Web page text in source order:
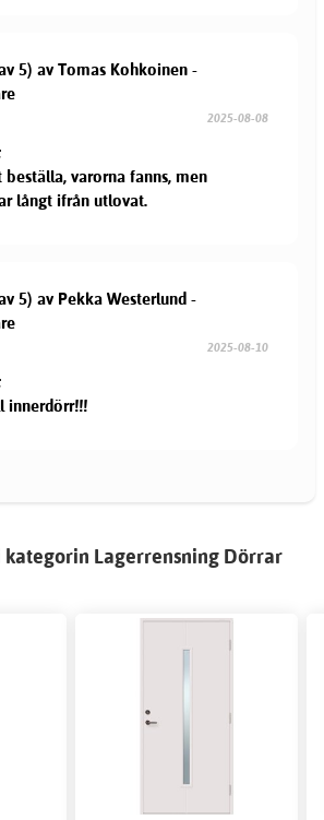
5) av Tomas Kohkoinen -
2025-08-08
varorna fanns, men
långt ifrån utlovat.
5) av Pekka Westerlund -
2025-08-10
innerdörr!!!
Lagerrensning Dörrar